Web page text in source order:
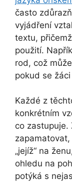
často
vyjádření
textu,
použití.
rod, což
pokud se
Každé z
konkrétním
co zastupuje.
zapamatovat,
„jejíž“ na
ohledu na
potýká s